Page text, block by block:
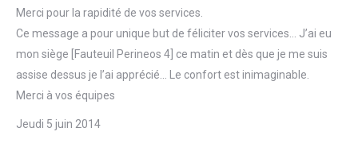
Merci pour la rapidité de vos services.
Ce message a pour unique but de féliciter vos services… J’ai eu
mon siège [Fauteuil Perineos 4] ce matin et dès que je me suis
assise dessus je l’ai apprécié… Le confort est inimaginable.
Merci à vos équipes
Jeudi 5 juin 2014